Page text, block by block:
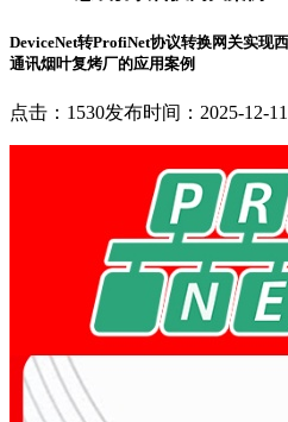
DeviceNet转ProfiNet协议转换网关实现
通讯烟叶复烤厂的应用案例
点击：1530发布时间：2025-12-11